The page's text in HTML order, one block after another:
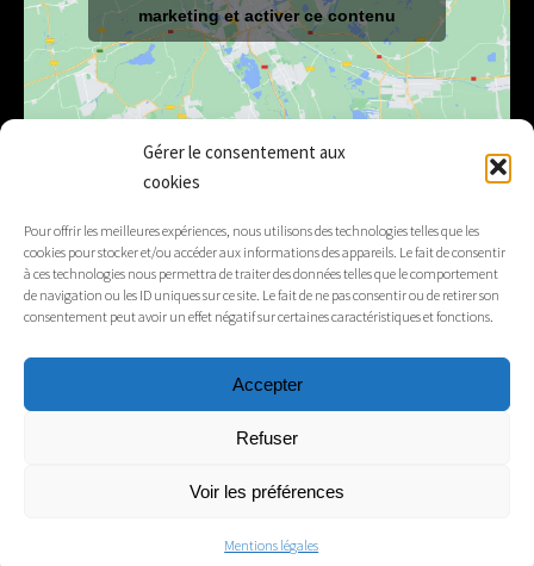
Gérer le consentement aux
cookies
Pour offrir les meilleures expériences, nous utilisons des technologies telles que les
cookies pour stocker et/ou accéder aux informations des appareils. Le fait de consentir
à ces technologies nous permettra de traiter des données telles que le comportement
de navigation ou les ID uniques sur ce site. Le fait de ne pas consentir ou de retirer son
consentement peut avoir un effet négatif sur certaines caractéristiques et fonctions.
Accepter
Refuser
Voir les préférences
Mentions légales
marketing et activer ce contenu
Tél. 04 50 20 91 15
Mentions légales